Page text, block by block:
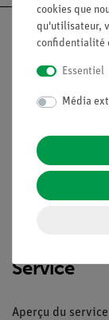
Légal
Contact
Conditions
Déclaration de
Service
Aperçu du service
cookies que
qu'utilisateur,
confidentialité
Essentiel
Média